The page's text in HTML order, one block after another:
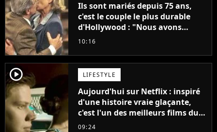
Ils sont mariés depuis 75 ans,
c'est le couple le plus durable
d'Hollywood : "Nous avons
avancé jour après jour, et les
décennies"
10:16
player2 LIFESTYLE
Aujourd'hui sur Netflix : inspiré
d'une histoire vraie glaçante,
c'est l'un des meilleurs films du
21ème siècle
09:24